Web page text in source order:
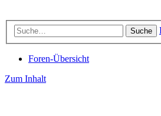
Suche
Foren-Übersicht
Zum Inhalt